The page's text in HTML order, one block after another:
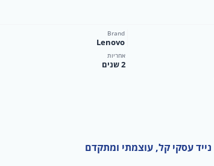
Brand
Lenovo
אחריות
2 שנים